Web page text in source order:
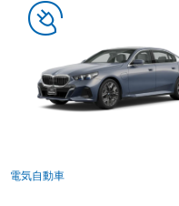
電気自動車